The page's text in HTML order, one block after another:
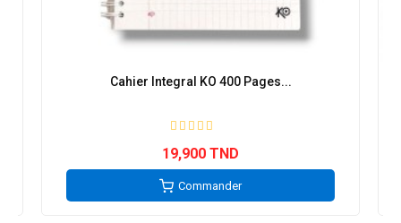
Cahier Integral KO 400 Pages...
19,900 TND
Commander